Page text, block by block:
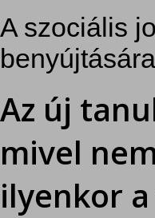
A szociális
Az új
mivel
ilyenkor